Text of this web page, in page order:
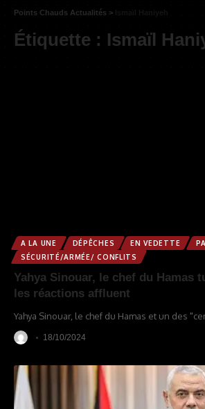
Points Chauds Actualités >
Étiquette : Ismaïl
A LA UNE DÉPÊCHES EN VEDETTE
SÉCURITÉ/ARMÉE/ CONFLITS
Yahya Sinouar, le chef du Hamas
les réactions affluent
Yahya Sinouar, le chef du Hamas et un des
18/10/2024